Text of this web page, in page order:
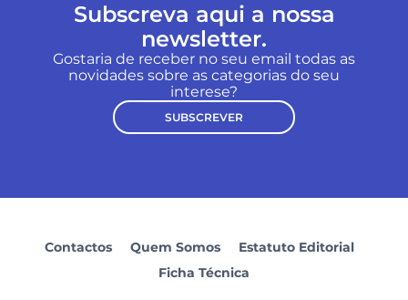
Subscreva aqui a nossa
newsletter.
Gostaria de receber no seu email todas as
novidades sobre as categorias do seu
interese?
SUBSCREVER
Contactos Quem Somos
Estatuto Editorial
Ficha Técnica